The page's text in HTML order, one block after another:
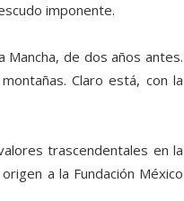
imponente.
Mancha, de dos años antes.
Claro está, con la
trascendentales en la
a la Fundación México